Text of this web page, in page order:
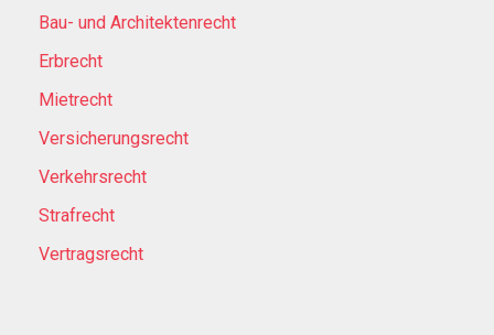
Bau- und Architektenrecht
Erbrecht
Mietrecht
Versicherungsrecht
Verkehrsrecht
Strafrecht
Vertragsrecht